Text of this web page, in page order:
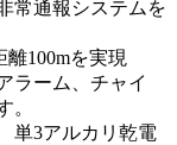
常通報システムを
100mを実現
ラーム、チャイ
。
単3アルカリ乾電